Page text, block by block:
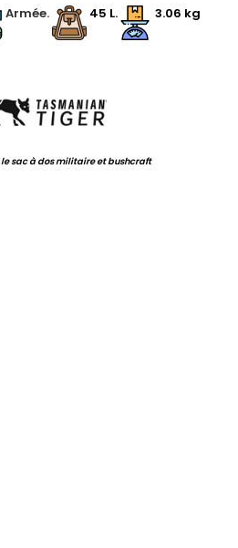
Armée. 45 L. 3.06 kg
le sac à dos militaire et bushcraft